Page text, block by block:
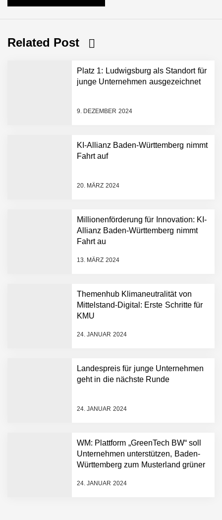
Related Post
Platz 1: Ludwigsburg als Standort für
junge Unternehmen ausgezeichnet
9. DEZEMBER 2024
KI-Allianz Baden-Württemberg nimmt
Fahrt auf
20. MÄRZ 2024
Millionenförderung für Innovation: KI-
Allianz Baden-Württemberg nimmt
Fahrt au
13. MÄRZ 2024
Themenhub Klimaneutralität von
Mittelstand-Digital: Erste Schritte für
KMU
24. JANUAR 2024
Landespreis für junge Unternehmen
geht in die nächste Runde
24. JANUAR 2024
WM: Plattform „GreenTech BW“ soll
Unternehmen unterstützen, Baden-
Württemberg zum Musterland grüner
24. JANUAR 2024
NEURA Robotics gibt
Dollar bekannt, um den
Plattform zu beschleunigen
NEURA Robotics und
Amazon Web Services
starten strategische
AI breit auszurollen
Humanoider Roboter bringt
Hightech ins Stadion
Simulationsdienstleistung in
FiniteNow ermöglicht
Entwicklungsprozesse
Pyck im Employer Portrait
Maximilian Mack von Pyck